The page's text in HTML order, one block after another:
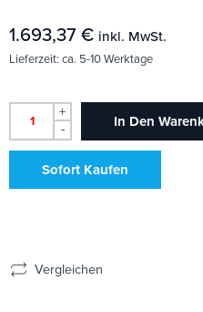
1.693,37 € inkl. MwSt.
Lieferzeit: ca. 5-10 Werktage
+
-
In Den
Sofort Kaufen
Vergleichen